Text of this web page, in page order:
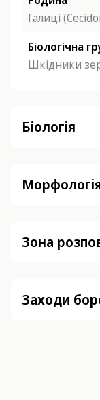
Галиці
Біологічна
Шкідники
Біологія
Зона
Заходи